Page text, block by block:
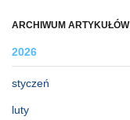
ARCHIWUM ARTYKUŁÓW
2026
styczeń
luty